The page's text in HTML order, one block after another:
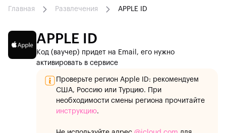
Главная Развлечения APPLE ID
APPLE ID
Код (ваучер) придет на Email, его нужно
активировать в сервисе
Проверьте регион Apple ID: рекомендуем
США, Россию или Турцию. При
необходимости смены региона прочитайте
инструкцию.